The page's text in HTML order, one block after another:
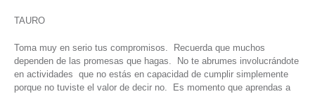
TAURO
Toma muy en serio tus compromisos. Recuerda que muchos
dependen de las promesas que hagas. No te abrumes involucrándote
en actividades que no estás en capacidad de cumplir simplemente
porque no tuviste el valor de decir no. Es momento que aprendas a